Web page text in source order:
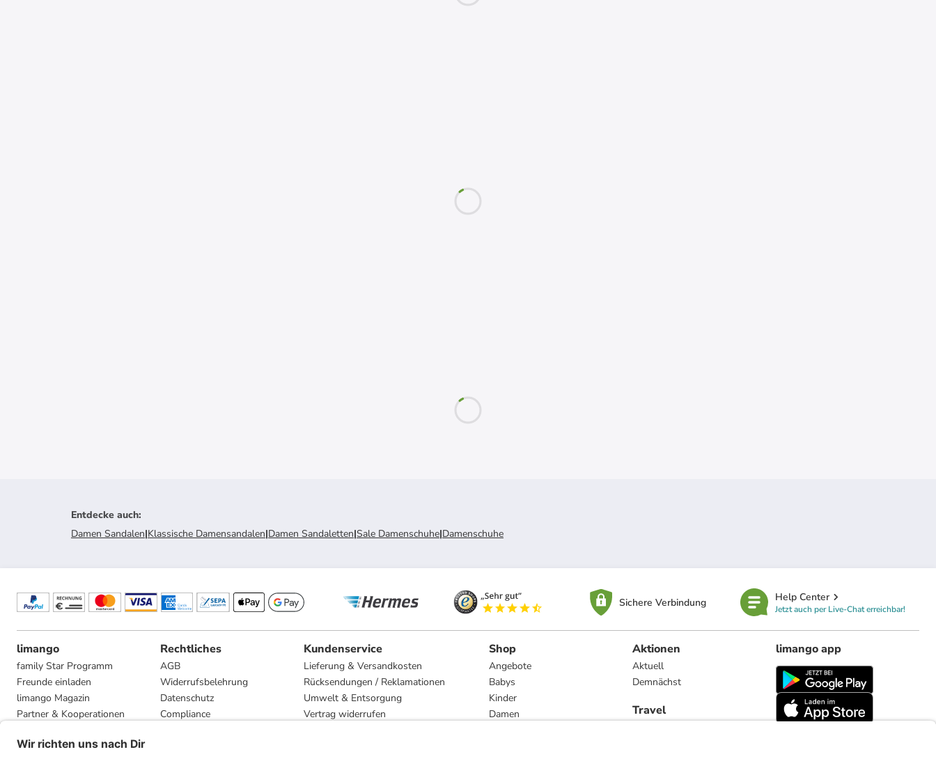
Entdecke auch:
Damen Sandalen|Klassische Damensandalen|Damen Sandaletten|Sale Damenschuhe|Damenschuhe
Sichere Verbindung Help Center
Jetzt auch per Live-Chat erreichbar!
limango
family Star Programm
Freunde einladen
limango Magazin
Partner & Kooperationen
Presse
Rechtliches
AGB
Widerrufsbelehrung
Datenschutz
Compliance
Kundenservice
Lieferung & Versandkosten
Rücksendungen / Reklamationen
Umwelt & Entsorgung
Vertrag widerrufen
Shop
Angebote
Babys
Kinder
Damen
Aktionen
Aktuell
Demnächst
Travel
limango app